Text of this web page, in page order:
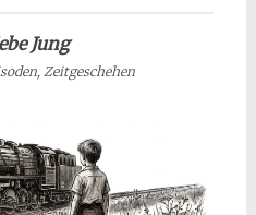
Jung
Zeitgeschehen